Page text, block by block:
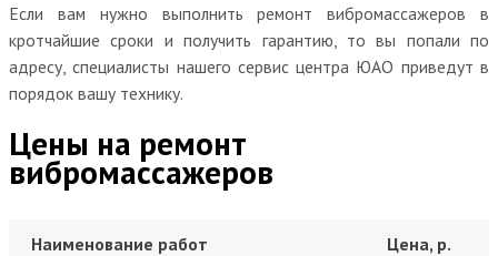
Если вам нужно выполнить ремонт вибромассажеров в
кротчайшие сроки и получить гарантию, то вы попали по
адресу, специалисты нашего сервис центра ЮАО приведут в
порядок вашу технику.
Цены на ремонт
вибромассажеров
Наименование работ Цена, р.